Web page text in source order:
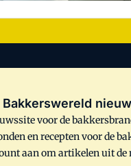
voor de
en recepten voor de
aan om artikelen uit